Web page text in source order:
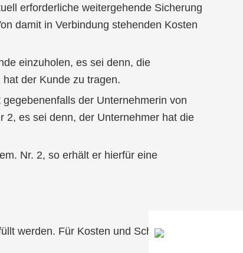
erforderliche weitergehende Sicherung
damit in Verbindung stehenden Kosten
einzuholen, es sei denn, die
der Kunde zu tragen.
der Unternehmerin von
2, es sei denn, der Unternehmer hat die
Nr. 2, so erhält er hierfür eine
werden. Für Kosten und Schäden, die